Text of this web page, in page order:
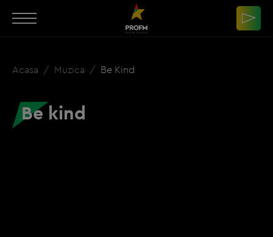
Acasa Muzica Be Kind
Be kind